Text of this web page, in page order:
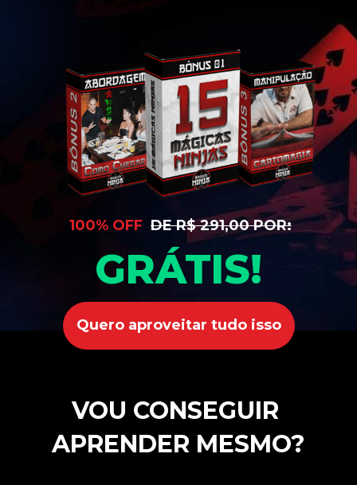
Quero aproveitar tudo isso
GRÁTIS!
DE R$ 291,00 POR:
100% OFF
VOU CONSEGUIR
APRENDER MESMO?